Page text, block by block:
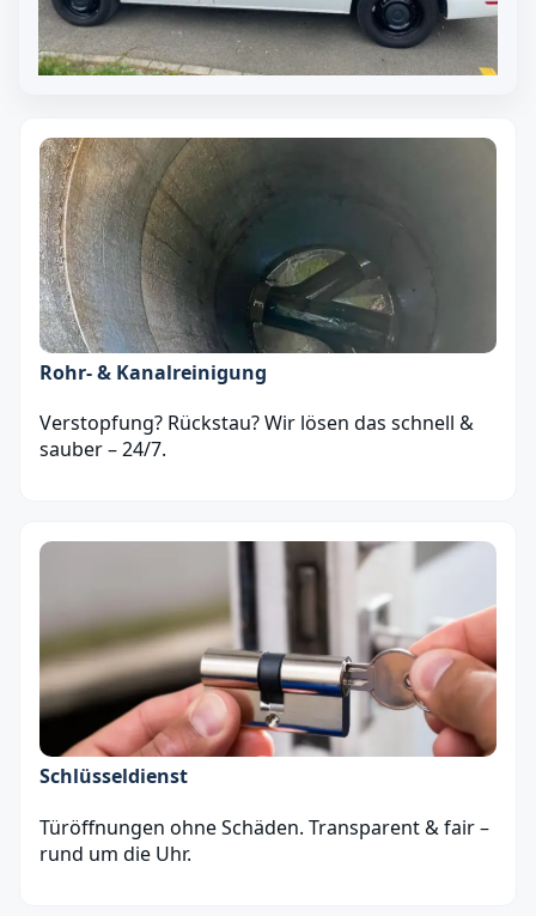
Rohr- & Kanalreinigung
Verstopfung? Rückstau? Wir lösen das schnell &
sauber – 24/7.
Schlüsseldienst
Türöffnungen ohne Schäden. Transparent & fair –
rund um die Uhr.